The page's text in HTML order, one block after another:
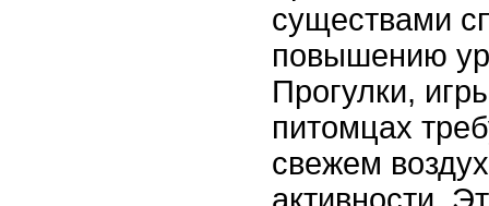
существами
повышению
Прогулки,
питомцах
свежем